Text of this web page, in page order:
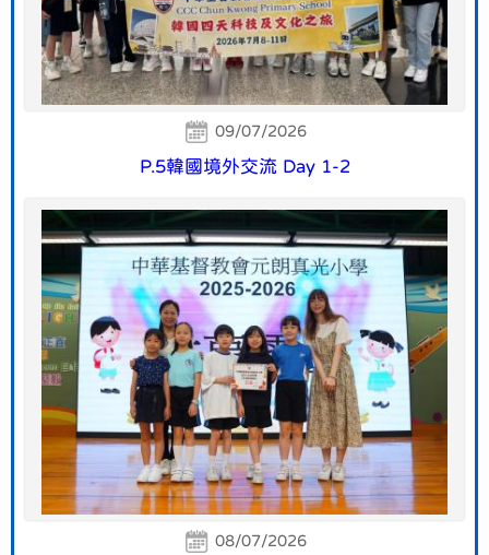
09/07/2026
P.5韓國境外交流 Day 1-2
08/07/2026